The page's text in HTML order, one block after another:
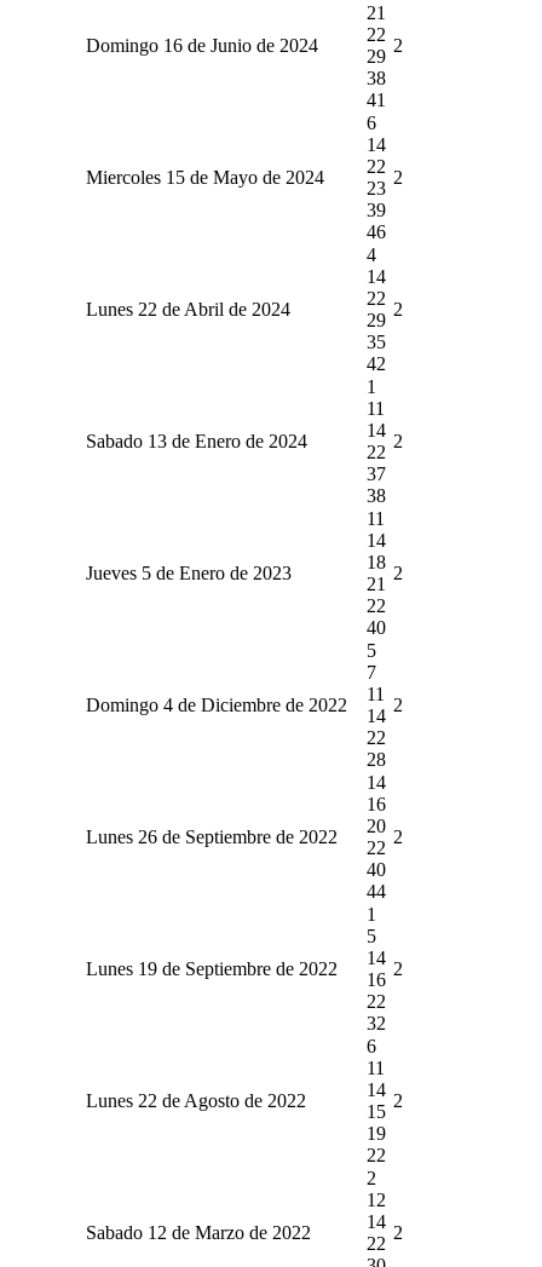
Domingo 16 de Junio de 2024
21
22
29
38
41
2
Miercoles 15 de Mayo de 2024
6
14
22
23
39
46
2
Lunes 22 de Abril de 2024
4
14
22
29
35
42
2
Sabado 13 de Enero de 2024
1
11
14
22
37
38
2
Jueves 5 de Enero de 2023
11
14
18
21
22
40
2
Domingo 4 de Diciembre de 2022
5
7
11
14
22
28
2
Lunes 26 de Septiembre de 2022
14
16
20
22
40
44
2
Lunes 19 de Septiembre de 2022
1
5
14
16
22
32
2
Lunes 22 de Agosto de 2022
6
11
14
15
19
22
2
Sabado 12 de Marzo de 2022
2
12
14
22
2